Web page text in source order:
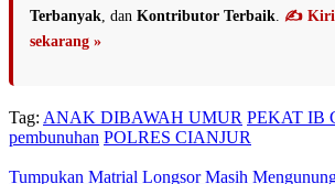
Terbanyak , dan Kontributor Terbaik ✍️
sekarang »
Tag: ANAK DIBAWAH UMUR PEKAT IB
pembunuhan POLRES CIANJUR
Tumpukan Matrial Longsor Masih